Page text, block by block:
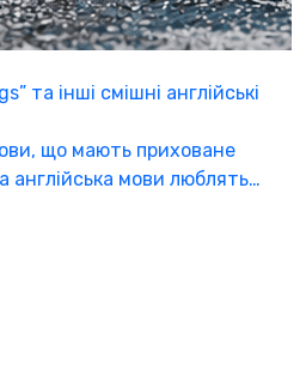
та інші смішні англійські
що мають приховане
англійська мови люблять…